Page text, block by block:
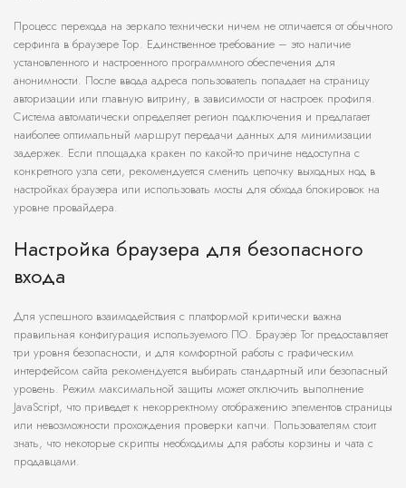
Процесс перехода на зеркало технически ничем не отличается от обычного
серфинга в браузере Тор. Единственное требование – это наличие
установленного и настроенного программного обеспечения для
анонимности. После ввода адреса пользователь попадает на страницу
авторизации или главную витрину, в зависимости от настроек профиля.
Система автоматически определяет регион подключения и предлагает
наиболее оптимальный маршрут передачи данных для минимизации
задержек. Если площадка кракен по какой-то причине недоступна с
конкретного узла сети, рекомендуется сменить цепочку выходных нод в
настройках браузера или использовать мосты для обхода блокировок на
уровне провайдера.
Настройка браузера для безопасного
входа
Для успешного взаимодействия с платформой критически важна
правильная конфигурация используемого ПО. Браузер Tor предоставляет
три уровня безопасности, и для комфортной работы с графическим
интерфейсом сайта рекомендуется выбирать стандартный или безопасный
уровень. Режим максимальной защиты может отключить выполнение
JavaScript, что приведет к некорректному отображению элементов страницы
или невозможности прохождения проверки капчи. Пользователям стоит
знать, что некоторые скрипты необходимы для работы корзины и чата с
продавцами.